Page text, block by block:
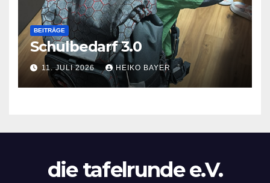
BEITRÄGE
Schulbedarf 3.0
11. JULI 2026 HEIKO BAYER
die tafelrunde e.V.